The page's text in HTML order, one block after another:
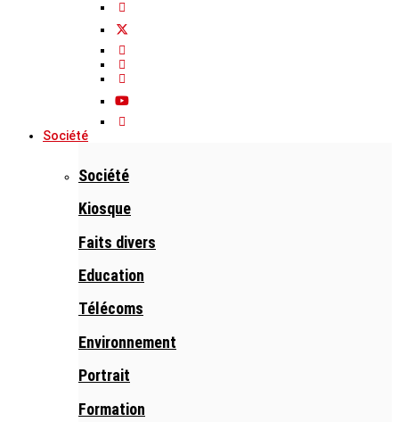
Société
Société
Kiosque
Faits divers
Education
Télécoms
Environnement
Portrait
Formation